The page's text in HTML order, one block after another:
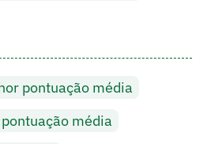
pontuação média
média